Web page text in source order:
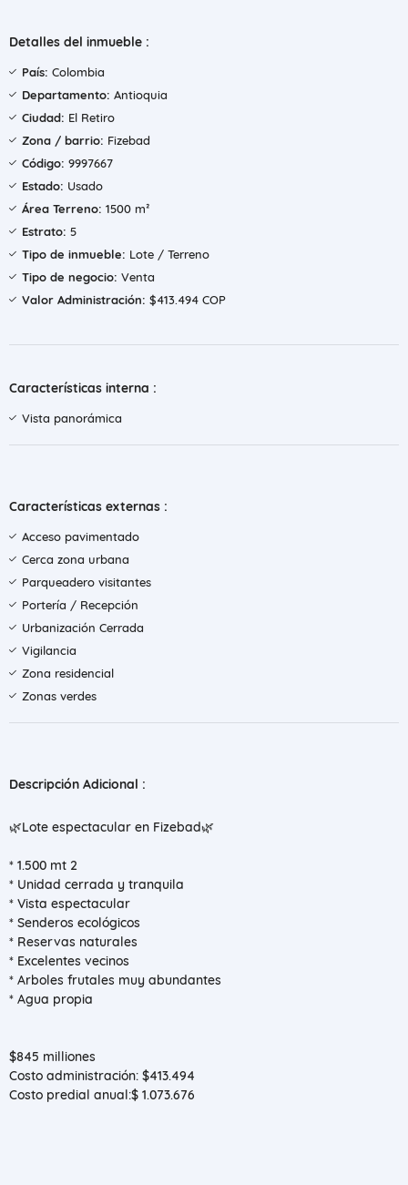
Detalles del inmueble :
País: Colombia
Departamento: Antioquia
Ciudad: El Retiro
Zona / barrio: Fizebad
Código: 9997667
Estado: Usado
Área Terreno: 1500 m²
Estrato: 5
Tipo de inmueble: Lote / Terreno
Tipo de negocio: Venta
Valor Administración: $413.494 COP
Características interna :
Vista panorámica
Características externas :
Acceso pavimentado
Cerca zona urbana
Parqueadero visitantes
Portería / Recepción
Urbanización Cerrada
Vigilancia
Zona residencial
Zonas verdes
Descripción Adicional :
🌿Lote espectacular en Fizebad🌿
* 1.500 mt 2
* Unidad cerrada y tranquila
* Vista espectacular
* Senderos ecológicos
* Reservas naturales
* Excelentes vecinos
* Arboles frutales muy abundantes
* Agua propia
$845 milliones
Costo administración: $413.494
Costo predial anual:$ 1.073.676